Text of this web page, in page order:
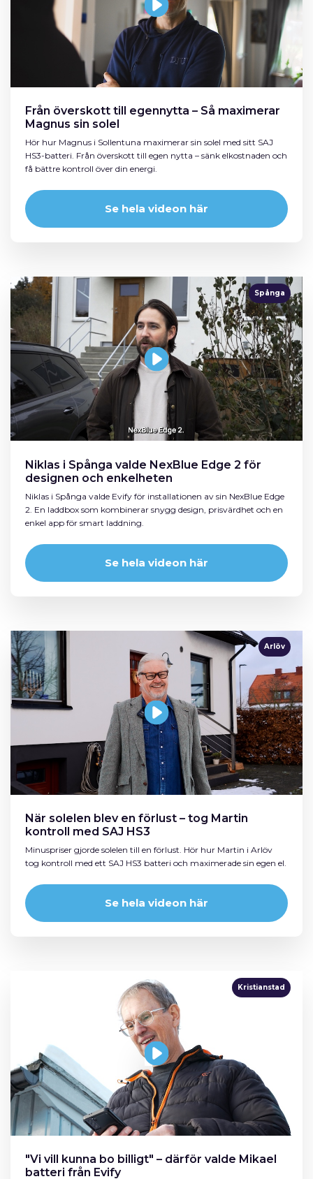
Från överskott till egennytta – Så maximerar
Magnus sin solel
Hör hur Magnus i Sollentuna maximerar sin solel med sitt SAJ
HS3-batteri. Från överskott till egen nytta – sänk elkostnaden och
få bättre kontroll över din energi.
Se hela videon här
Spånga
Niklas i Spånga valde NexBlue Edge 2 för
designen och enkelheten
Niklas i Spånga valde Evify för installationen av sin NexBlue Edge
2. En laddbox som kombinerar snygg design, prisvärdhet och en
enkel app för smart laddning.
Se hela videon här
Arlöv
När solelen blev en förlust – tog Martin
kontroll med SAJ HS3
Minuspriser gjorde solelen till en förlust. Hör hur Martin i Arlöv
tog kontroll med ett SAJ HS3 batteri och maximerade sin egen el.
Se hela videon här
Kristianstad
"Vi vill kunna bo billigt" – därför valde Mikael
batteri från Evify